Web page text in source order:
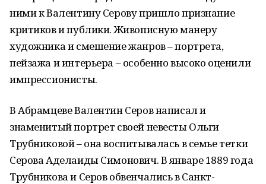
ними к Валентину Серову пришло признание
критиков и публики. Живописную манеру
художника и смешение жанров – портрета,
пейзажа и интерьера – особенно высоко оценили
импрессионисты.
В Абрамцеве Валентин Серов написал и
знаменитый портрет своей невесты Ольги
Трубниковой – она воспитывалась в семье тетки
Серова Аделаиды Симонович. В январе 1889 года
Трубникова и Серов обвенчались в Санкт-